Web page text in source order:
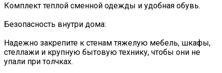
Комплект теплой сменной одежды и удобная обувь.
Безопасность внутри дома:
Надежно закрепите к стенам тяжелую мебель, шкафы,
стеллажи и крупную бытовую технику, чтобы они не
упали при толчках.